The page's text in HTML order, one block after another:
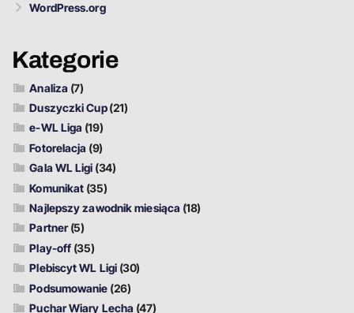
WordPress.org
Kategorie
Analiza (7)
Duszyczki Cup(21)
e-WL Liga (19)
Fotorelacja (9)
Gala WL Ligi (34)
Komunikat (35)
Najlepszy zawodnik miesiąca (18)
Partner(5)
Play-off (35)
Plebiscyt WL Ligi (30)
Podsumowanie (26)
Puchar Wiary Lecha (47)